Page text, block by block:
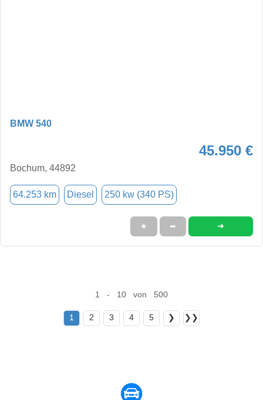
BMW 540
45.950 €
Bochum, 44892
64.253 km Diesel 250 kw (340 PS)
★ ➦ ➜
1 - 10 von 500
1 2 3 4 5 ❯ ❯❯